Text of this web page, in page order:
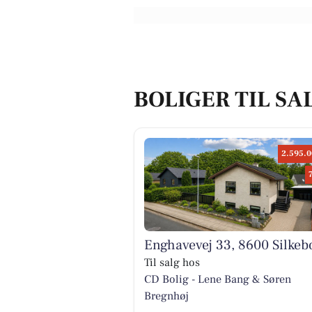
BOLIGER TIL
Enghavevej 33, 8600
Til salg hos
CD Bolig - Lene Bang & Søren
Bregnhøj